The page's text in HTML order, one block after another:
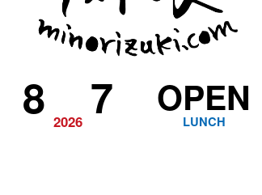
2026
8 7 LUNCH
OPEN